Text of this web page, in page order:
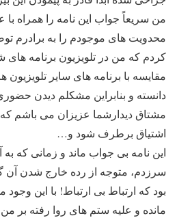
من سریعاً جواب این نامه را همراه
محدویت های موجودم را به برادرم
کردم که من در تلویزیون برنامه های
مقایسه با برنامه های سایر تلویزیون
دانسته و بنابراین مشکلم دیدن
مشتاق دیدارشما عزیزان می باشم که
اشتیاق برطرف شود و…
این نامه بی جواب ماند و زمانی که به
سرزدم، متوجه از رده خارج شدن آن
بود که ارتباط بی ارتباط! با این
مانده و علیه ستم های روا رفته بر